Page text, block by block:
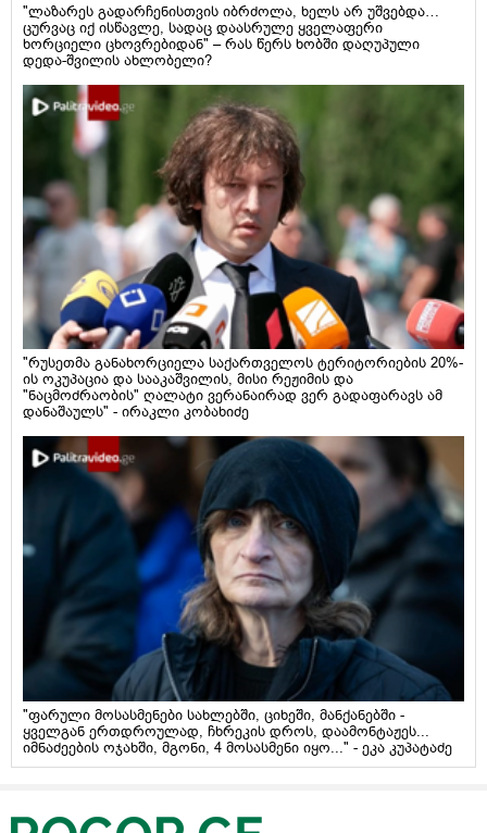
"ლაზარეს გადარჩენისთვის იბრძოლა, ხელს არ უშვებდა…
ცურვაც იქ ისწავლე, სადაც დაასრულე ყველაფერი
ხორციელი ცხოვრებიდან" – რას წერს ხობში დაღუპული
დედა-შვილის ახლობელი?
"რუსეთმა განახორციელა საქართველოს ტერიტორიების 20%-
ის ოკუპაცია და სააკაშვილის, მისი რეჟიმის და
"ნაცმოძრაობის" ღალატი ვერანაირად ვერ გადაფარავს ამ
დანაშაულს" - ირაკლი კობახიძე
"ფარული მოსასმენები სახლებში, ციხეში, მანქანებში -
ყველგან ერთდროულად, ჩხრეკის დროს, დაამონტაჟეს...
იმნაძეების ოჯახში, მგონი, 4 მოსასმენი იყო..." - ეკა კუპატაძე